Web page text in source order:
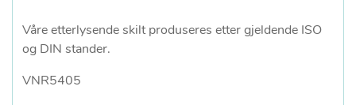
Våre etterlysende skilt produseres etter gjeldende ISO
og DIN stander.
VNR5405